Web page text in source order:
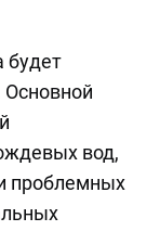
будет
вод,
проблемных